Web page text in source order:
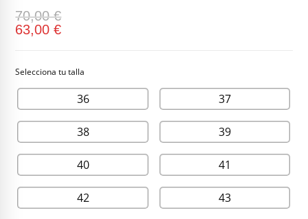
70,00€
63,00€
36 37
38 39
40 41
42 43